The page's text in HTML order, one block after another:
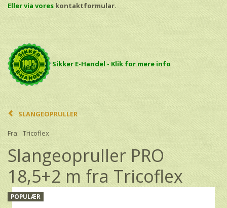
Eller via vores kontaktformular.
Sikker E-Handel - Klik for mere info
SLANGEOPRULLER
Fra: Tricoflex
Slangeopruller PRO
18,5+2 m fra Tricoflex
POPULÆR